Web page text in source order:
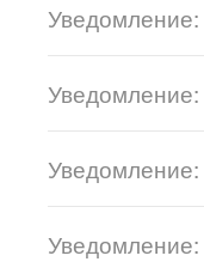
Уведомление:
Уведомление:
Уведомление:
Уведомление: